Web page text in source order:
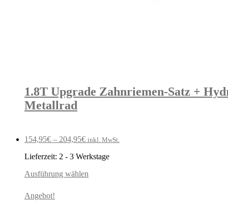
1.8T Upgrade Zahnriemen-Satz +
Metallrad
154,95€ – 204,95€ inkl. MwSt.
Lieferzeit: 2 - 3 Werkstage
Ausführung wählen
Angebot!